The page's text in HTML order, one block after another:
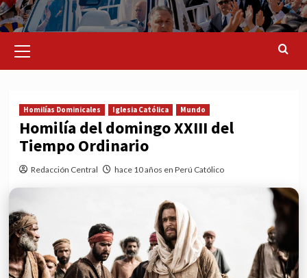
Menu
Homilías Dominicales Iglesia Católica Mundo
Homilía del domingo XXIII del
Tiempo Ordinario
Redacción Central hace 10 años en Perú Católico